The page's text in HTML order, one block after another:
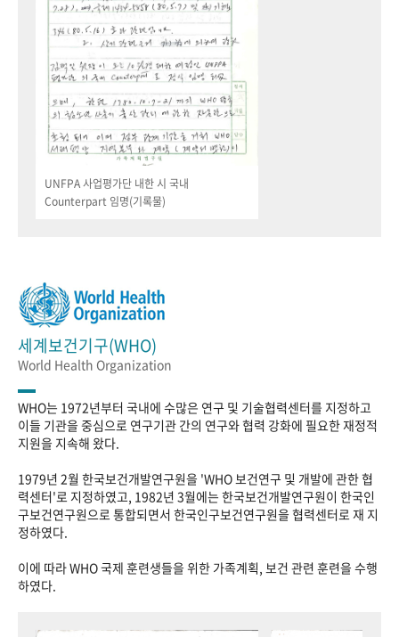
UNFPA 사업평가단 내한 시 국내
Counterpart 임명(기록물)
세계보건기구(WHO)
World Health Organization
WHO는 1972년부터 국내에 수많은 연구 및 기술협력센터를 지정하고
이들 기관을 중심으로 연구기관 간의 연구와 협력 강화에 필요한 재정적
지원을 지속해 왔다.
1979년 2월 한국보건개발연구원을 'WHO 보건연구 및 개발에 관한 협
력센터'로 지정하였고, 1982년 3월에는 한국보건개발연구원이 한국인
구보건연구원으로 통합되면서 한국인구보건연구원을 협력센터로 재 지
정하였다.
이에 따라 WHO 국제 훈련생들을 위한 가족계획, 보건 관련 훈련을 수행
하였다.